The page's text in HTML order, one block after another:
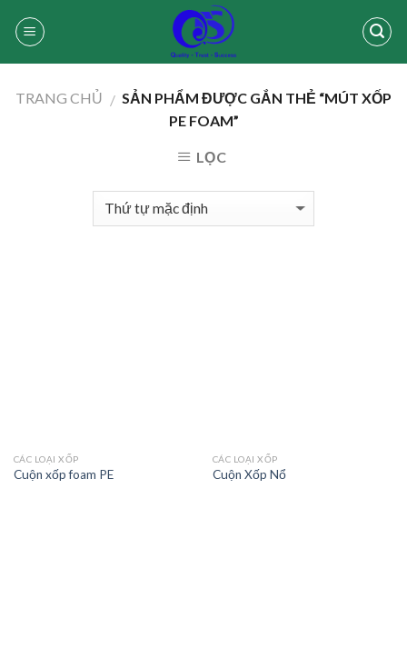
TRANG CHỦ / SẢN PHẨM ĐƯỢC GẮN THẺ “MÚT XỐP
PE FOAM”
LỌC
CÁC LOẠI XỐP
Cuộn xốp foam PE
CÁC LOẠI XỐP
Cuộn Xốp Nổ